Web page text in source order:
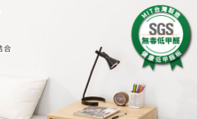
公司提供之「AFTEE先享後付」服務完成之交
提供個人資料，並將交易相關給付款項請求債
請瀏覽以下網址：
得法定代理人或監護人之同意方可使用
同意申辦者引起之損失，本公司不負相關責